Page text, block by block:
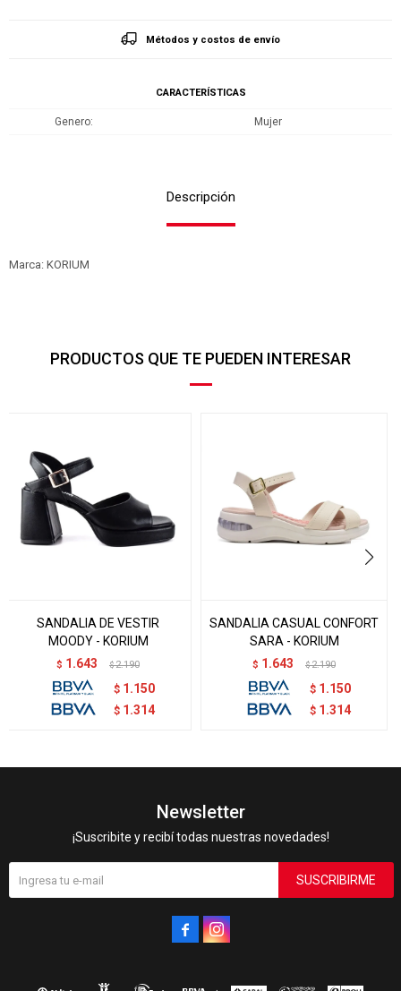
Métodos y costos de envío
CARACTERÍSTICAS
Genero Mujer
Descripción
Marca: KORIUM
PRODUCTOS QUE TE PUEDEN INTERESAR
SANDALIA DE VESTIR
MOODY - KORIUM
$ 1.643 $ 2.190
$ 1.150
$ 1.314
SANDALIA CASUAL CONFORT
SARA - KORIUM
$ 1.643 $ 2.190
$ 1.150
$ 1.314
Newsletter
¡Suscribite y recibí todas nuestras novedades!
SUSCRIBIRME
 